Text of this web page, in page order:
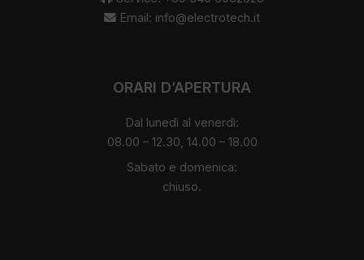
Email: info@electrotech.it
ORARI D’APERTURA
Dal lunedì al venerdì:
08.00 – 12.30, 14.00 – 18.00
Sabato e domenica:
chiuso.